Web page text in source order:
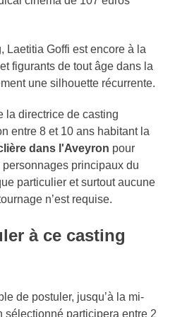
Laetitia Goffi est encore à la
figurants de tout âge dans la
une silhouette récurrente.
la directrice de casting
entre 8 et 10 ans habitant la
dans l'Aveyron pour
personnages principaux du
particulier et surtout aucune
n’est requise.
à ce casting
de postuler, jusqu’à la mi-
sélectionné participera entre 2